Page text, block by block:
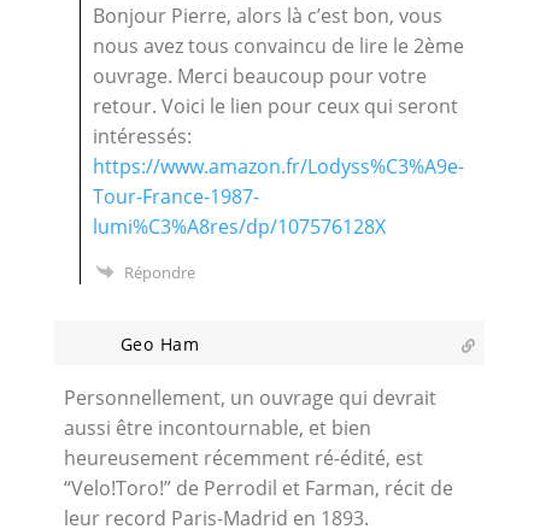
Bonjour Pierre, alors là c’est bon, vous
nous avez tous convaincu de lire le 2ème
ouvrage. Merci beaucoup pour votre
retour. Voici le lien pour ceux qui seront
intéressés:
https://www.amazon.fr/Lodyss%C3%A9e-
Tour-France-1987-
lumi%C3%A8res/dp/107576128X
Répondre
Geo Ham
Personnellement, un ouvrage qui devrait
aussi être incontournable, et bien
heureusement récemment ré-édité, est
“Velo!Toro!” de Perrodil et Farman, récit de
leur record Paris-Madrid en 1893.